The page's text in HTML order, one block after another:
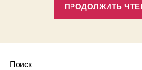
ПРОДОЛЖИТЬ
Поиск